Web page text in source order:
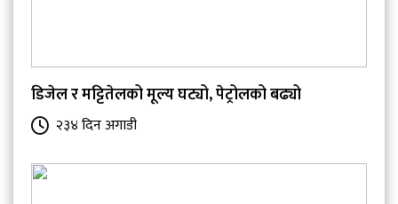
डिजेल र मट्टितेलको मूल्य घट्यो, पेट्रोलको बढ्यो
२३४ दिन अगाडी